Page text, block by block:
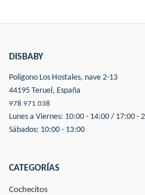
DISBABY
Polígono Los Hostales, nave 2-13
44195 Teruel, España
978 971 038
Lunes a Viernes: 10:00 - 14:00 / 17:00 -
Sábados: 10:00 - 13:00
CATEGORÍAS
Cochecitos